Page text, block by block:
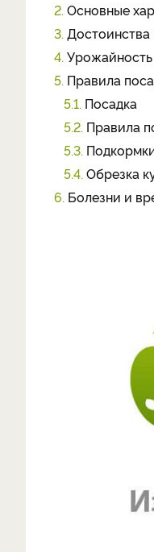
2. Основные
3. Достоинства
4.
5. Правила
5.1. Посадка
5.2. Правила
5.3.
5.4. Обрезка
6. Болезни и